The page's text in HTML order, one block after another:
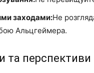
заходами:Не
Альцгеймера.
та перспективи